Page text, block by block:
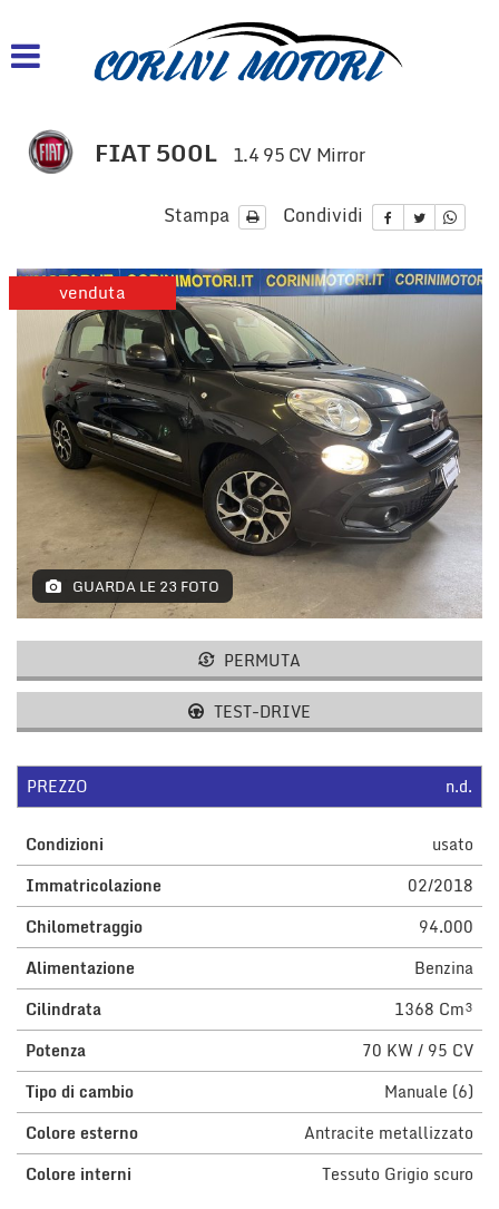
LISTA VEICOLI
CONTATTI
FIAT 500L 1.4 95 CV Mirror
Stampa Condividi
venduta
GUARDA LE 23 FOTO
PERMUTA
TEST-DRIVE
PREZZO n.d.
Condizioni
usato
Immatricolazione
02/2018
Chilometraggio
94.000
Alimentazione
Benzina
Cilindrata
1368 Cm³
Potenza
70 KW / 95 CV
Tipo di cambio
Manuale (6)
Colore esterno
Antracite metallizzato
Colore interni
Tessuto Grigio scuro